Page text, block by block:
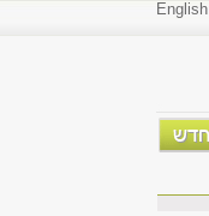
English